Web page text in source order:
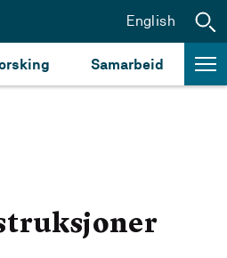
Samarbeid
English